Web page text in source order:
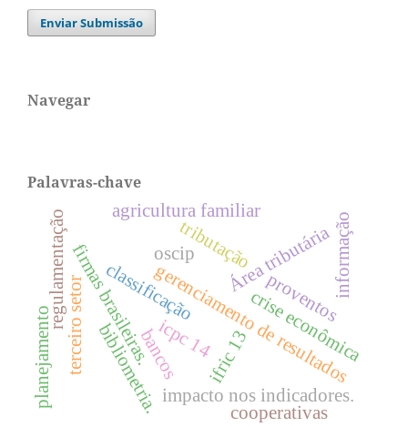
Enviar Submissão
Navegar
Palavras-chave
classificação Área tributária
tributação
gerenciamento de resultados
firmas brasileiras.
agricultura familiar
bibliometria.
bancos crise econômica
impacto nos indicadores.
regulamentaçãoterceiro setor
oscip
ifric 13
planejamento icpc 14
cooperativas
proventosinformação